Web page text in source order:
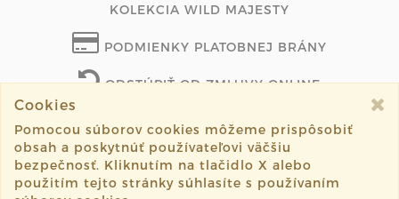
KOLEKCIA WILD MAJESTY
PODMIENKY PLATOBNEJ BRÁNY
ODSTÚPIŤ OD ZMLUVY ONLINE
©2026 lunajewelry.sk všetky práva vyhradené.
Vytvorené systémomsashe.sk
Cookies
Pomocou súborov cookies môžeme prispôsobiť
obsah a poskytnúť používateľovi väčšiu
bezpečnosť. Kliknutím na tlačidlo X alebo
použitím tejto stránky súhlasíte s používaním